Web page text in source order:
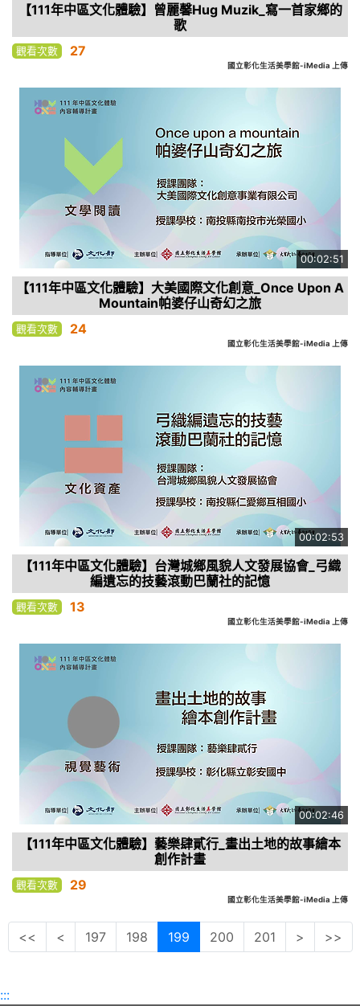
【111年中區文化體驗】曾麗馨Hug Muzik_寫一首家鄉的
歌
觀看次數 27
國立彰化生活美學館-iMedia 上傳
00:02:51
【111年中區文化體驗】大美國際文化創意_Once Upon A
Mountain帕婆仔山奇幻之旅
觀看次數 24
國立彰化生活美學館-iMedia 上傳
00:02:53
【111年中區文化體驗】台灣城鄉風貌人文發展協會_弓織
編遺忘的技藝滾動巴蘭社的記憶
觀看次數 13
國立彰化生活美學館-iMedia 上傳
00:02:46
【111年中區文化體驗】藝樂肆貳行_畫出土地的故事繪本
創作計畫
觀看次數 29
國立彰化生活美學館-iMedia 上傳
<< < 197 198 199 200 201 > >>
:::